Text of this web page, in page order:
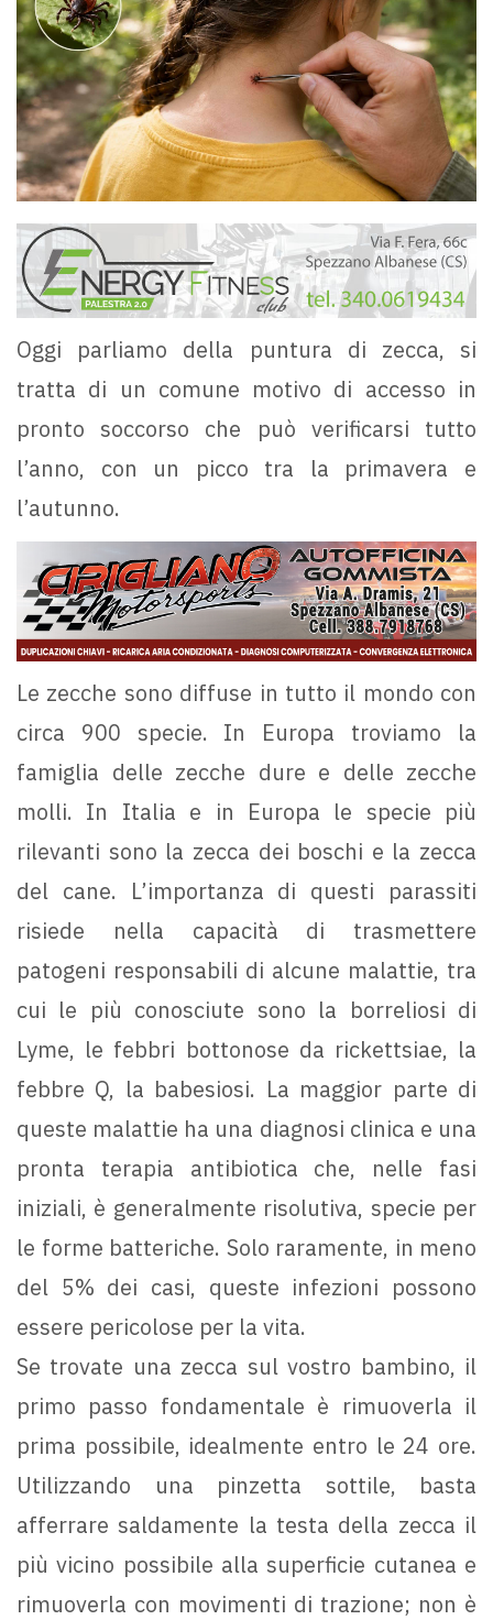
Oggi parliamo della puntura di zecca, si
tratta di un comune motivo di accesso in
pronto soccorso che può verificarsi tutto
l’anno, con un picco tra la primavera e
l’autunno.
Le zecche sono diffuse in tutto il mondo con
circa 900 specie. In Europa troviamo la
famiglia delle zecche dure e delle zecche
molli. In Italia e in Europa le specie più
rilevanti sono la zecca dei boschi e la zecca
del cane. L’importanza di questi parassiti
risiede nella capacità di trasmettere
patogeni responsabili di alcune malattie, tra
cui le più conosciute sono la borreliosi di
Lyme, le febbri bottonose da rickettsiae, la
febbre Q, la babesiosi. La maggior parte di
queste malattie ha una diagnosi clinica e una
pronta terapia antibiotica che, nelle fasi
iniziali, è generalmente risolutiva, specie per
le forme batteriche. Solo raramente, in meno
del 5% dei casi, queste infezioni possono
essere pericolose per la vita.
Se trovate una zecca sul vostro bambino, il
primo passo fondamentale è rimuoverla il
prima possibile, idealmente entro le 24 ore.
Utilizzando una pinzetta sottile, basta
afferrare saldamente la testa della zecca il
più vicino possibile alla superficie cutanea e
rimuoverla con movimenti di trazione; non è